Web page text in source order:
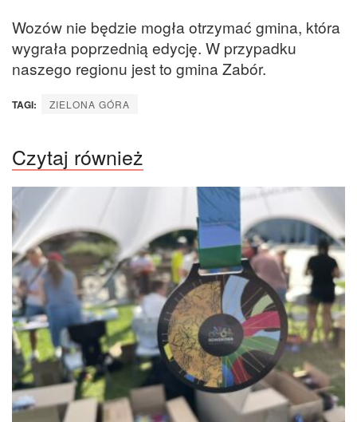
Wozów nie będzie mogła otrzymać gmina, która
wygrała poprzednią edycję. W przypadku
naszego regionu jest to gmina Zabór.
TAGI: ZIELONA GÓRA
Czytaj również